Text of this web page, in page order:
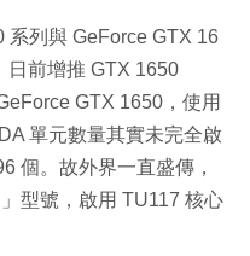
系列與 GeForce GTX 16
日前增推 GTX 1650
GTX 1650，使用
單元數量其實未完全啟
個。故外界一直盛傳，
型號，啟用 TU117 核心